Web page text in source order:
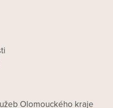
Olomouckého kraje